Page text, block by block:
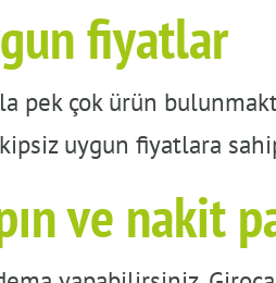
fiyatlar
pek çok ürün
uygun fiyatlara
ve nakit